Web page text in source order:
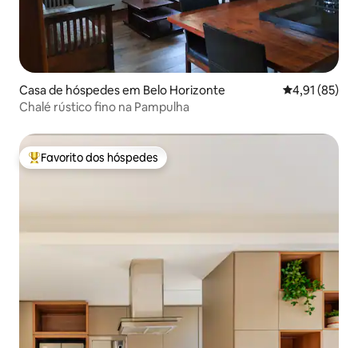
Casa de hóspedes em Belo Horizonte Classificação
4,91 (85)
Chalé rústico fino na Pampulha
Favoritos dos hóspedes mais apreciados
Favorito dos hóspedes